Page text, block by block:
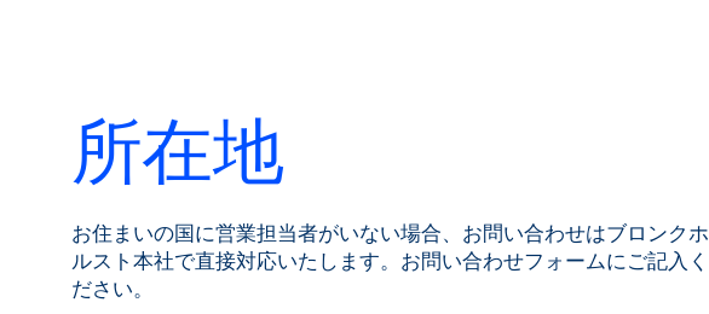
所在地
お住まいの国に営業担当者がいない場合、お問い合わせはブロンクホ
ルスト本社で直接対応いたします。お問い合わせフォームにご記入く
ださい。